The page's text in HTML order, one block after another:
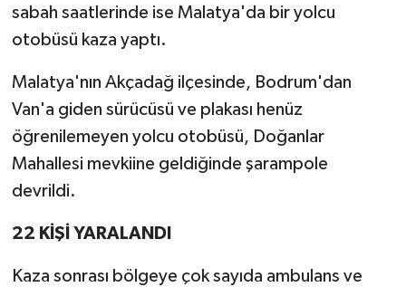
sabah saatlerinde ise Malatya'da bir yolcu
otobüsü kaza yaptı.
Malatya'nın Akçadağ ilçesinde, Bodrum'dan
Van'a giden sürücüsü ve plakası henüz
öğrenilemeyen yolcu otobüsü, Doğanlar
Mahallesi mevkiine geldiğinde şarampole
devrildi.
22 KİŞİ YARALANDI
Kaza sonrası bölgeye çok sayıda ambulans ve